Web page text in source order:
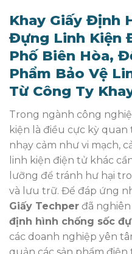
Khay Giấy Định
Đựng Linh Kiện
Phố Biên Hòa,
Phẩm Bảo Vệ
Từ Công Ty
Trong ngành công
kiện là điều cực kỳ
nhạy cảm như vi mạch,
linh kiện điện tử khác
lưỡng để tránh hư hại
và lưu trữ. Để đáp ứng
Giấy Techper đã
định hình chống sốc
các doanh nghiệp yên